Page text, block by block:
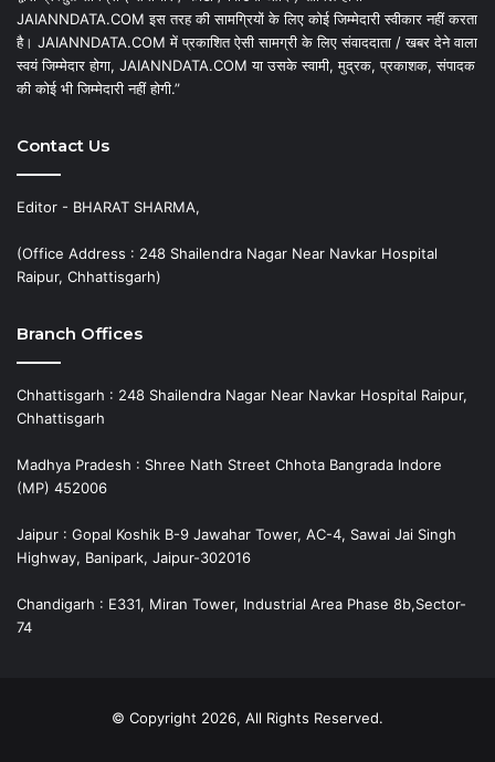
JAIANNDATA.COM इस तरह की सामग्रियों के लिए कोई जिम्मेदारी स्वीकार नहीं करता
है। JAIANNDATA.COM में प्रकाशित ऐसी सामग्री के लिए संवाददाता / खबर देने वाला
स्वयं जिम्मेदार होगा, JAIANNDATA.COM या उसके स्वामी, मुद्रक, प्रकाशक, संपादक
की कोई भी जिम्मेदारी नहीं होगी.”
Contact Us
Editor - BHARAT SHARMA,
(Office Address : 248 Shailendra Nagar Near Navkar Hospital
Raipur, Chhattisgarh)
Branch Offices
Chhattisgarh : 248 Shailendra Nagar Near Navkar Hospital Raipur,
Chhattisgarh
Madhya Pradesh : Shree Nath Street Chhota Bangrada Indore
(MP) 452006
Jaipur : Gopal Koshik B-9 Jawahar Tower, AC-4, Sawai Jai Singh
Highway, Banipark, Jaipur-302016
Chandigarh : E331, Miran Tower, Industrial Area Phase 8b,Sector-
74
© Copyright 2026, All Rights Reserved.